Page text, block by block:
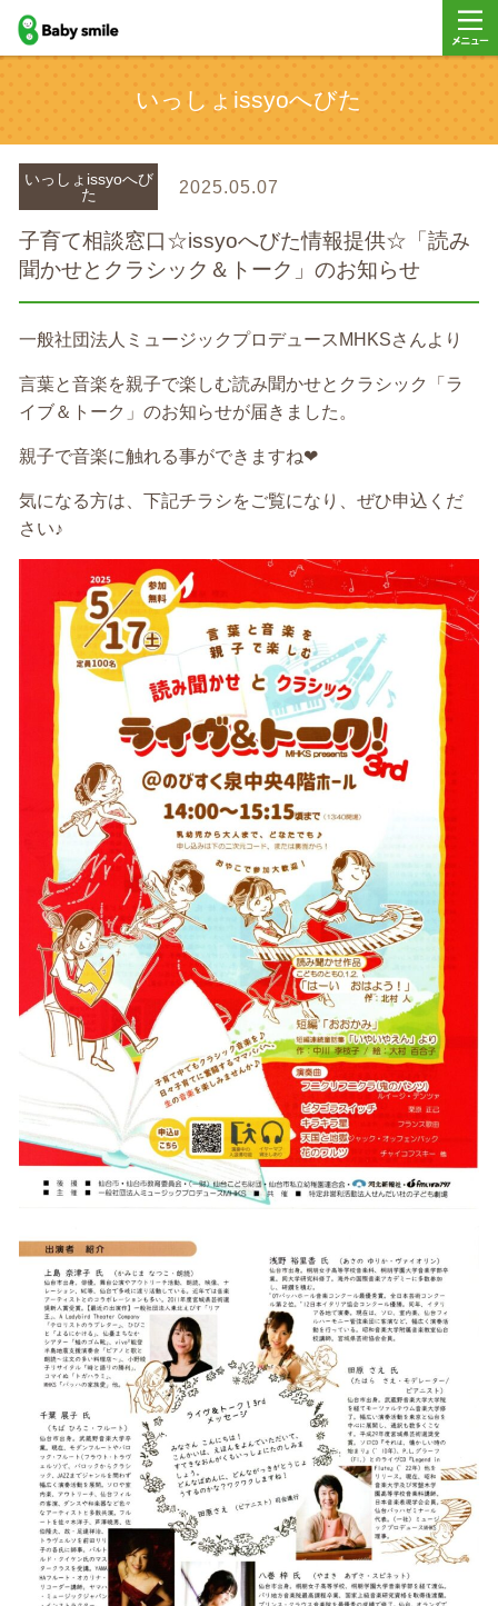
baby smile
いっしょissyoへびた
いっしょissyoへび
た
2025.05.07
子育て相談窓口☆issyoへびた情報提供☆「読み
聞かせとクラシック＆トーク」のお知らせ
一般社団法人ミュージックプロデュースMHKSさんより
言葉と音楽を親子で楽しむ読み聞かせとクラシック「ラ
イブ＆トーク」のお知らせが届きました。
親子で音楽に触れる事ができますね❤
気になる方は、下記チラシをご覧になり、ぜひ申込くだ
さい♪